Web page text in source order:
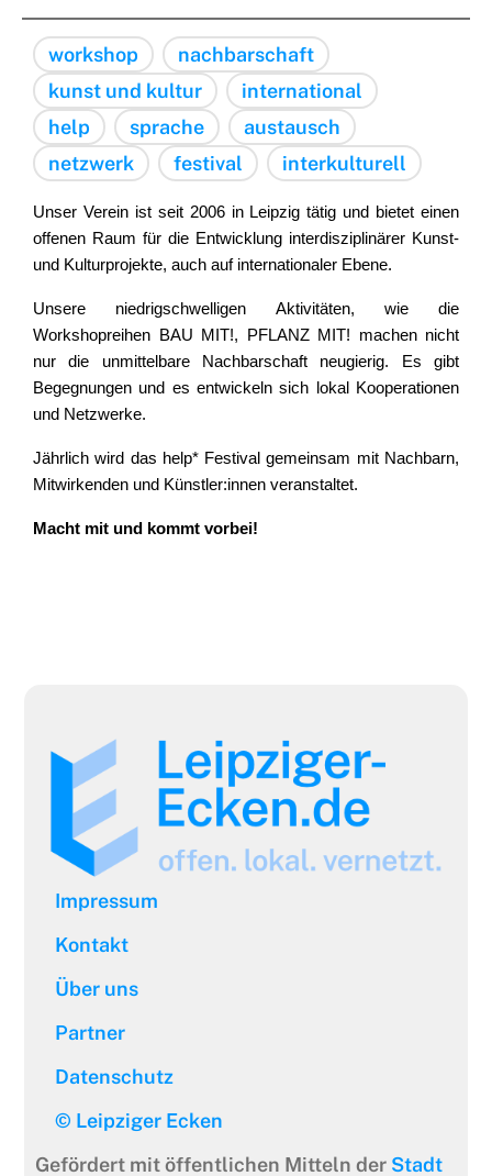
workshop
nachbarschaft
kunst und kultur
international
help
sprache
austausch
netzwerk
festival interkulturell
Unser Verein ist seit 2006 in Leipzig tätig und bietet einen
offenen Raum für die Entwicklung interdisziplinärer Kunst-
und Kulturprojekte, auch auf internationaler Ebene.
Unsere niedrigschwelligen Aktivitäten, wie die
Workshopreihen BAU MIT!, PFLANZ MIT! machen nicht
nur die unmittelbare Nachbarschaft neugierig. Es gibt
Begegnungen und es entwickeln sich lokal Kooperationen
und Netzwerke.
Jährlich wird das help* Festival gemeinsam mit Nachbarn,
Mitwirkenden und Künstler:innen veranstaltet.
Macht mit und kommt vorbei!
Impressum
Kontakt
Über uns
Partner
Datenschutz
© Leipziger Ecken
Gefördert mit öffentlichen Mitteln der Stadt